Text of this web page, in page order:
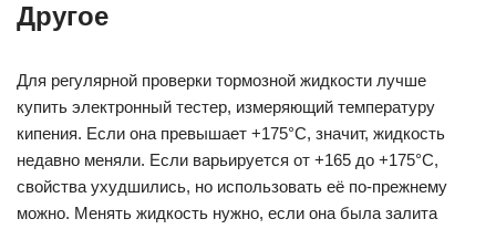
Другое
Для регулярной проверки тормозной жидкости лучше
купить электронный тестер, измеряющий температуру
кипения. Если она превышает +175°C, значит, жидкость
недавно меняли. Если варьируется от +165 до +175°C,
свойства ухудшились, но использовать её по-прежнему
можно. Менять жидкость нужно, если она была залита